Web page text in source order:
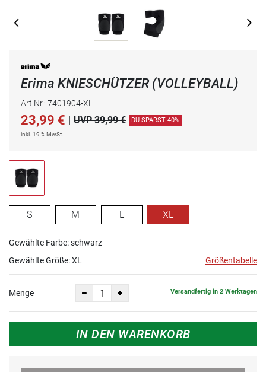
Erima KNIESCHÜTZER (VOLLEYBALL)
Art.Nr.: 7401904-XL
23,99 € | UVP 39,99 € DU SPARST 40%
inkl. 19 % MwSt.
S M L XL
Gewählte Farbe: schwarz
Gewählte Größe:XL Größentabelle
Menge Versandfertig in 2 Werktagen
IN DEN WARENKORB